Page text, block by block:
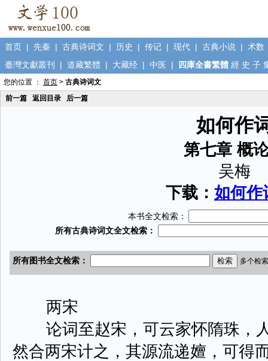
首页 | 先秦 | 古典诗词文 | 历史 | 传记 | 现代 | 古典小说 | 术数
臺灣文獻叢刊
| 道藏繁體 | 大藏经 | 中医 | 四庫全書繁體 經 史 子
您的位置 ： 首页 > 古典诗词文
前一篇
返回目录 后一篇
如何作
第七章 概
吴梅
下载： 如何
本书全文检索：
两宋
论词至赵宋，可云家怀隋珠，
然合两宋计之，其源流递嬗，可得